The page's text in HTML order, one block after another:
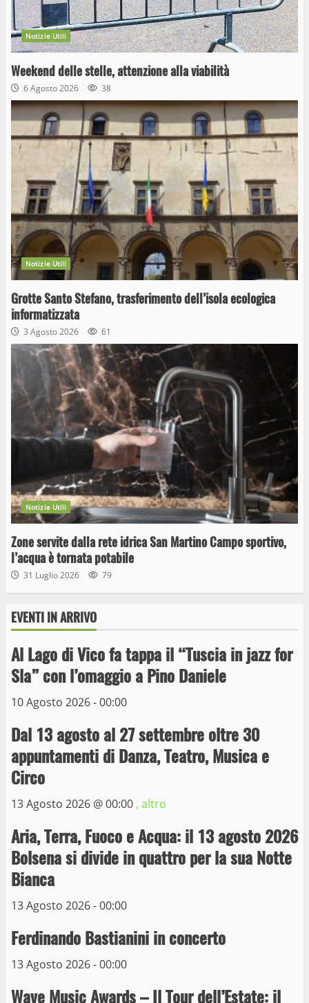
Notizie Utili
Weekend delle stelle, attenzione alla viabilità
6 Agosto 2026 38
Notizie Utili
Grotte Santo Stefano, trasferimento dell’isola ecologica
informatizzata
3 Agosto 2026 61
Notizie Utili
Zone servite dalla rete idrica San Martino Campo sportivo,
l’acqua è tornata potabile
31 Luglio 2026 79
EVENTI IN ARRIVO
Al Lago di Vico fa tappa il “Tuscia in jazz for
Sla” con l’omaggio a Pino Daniele
10 Agosto 2026 - 00:00
Dal 13 agosto al 27 settembre oltre 30
appuntamenti di Danza, Teatro, Musica e
Circo
13 Agosto 2026 @00:00 , altro
Aria, Terra, Fuoco e Acqua: il 13 agosto 2026
Bolsena si divide in quattro per la sua Notte
Bianca
13 Agosto 2026 - 00:00
Ferdinando Bastianini in concerto
13 Agosto 2026 - 00:00
Wave Music Awards – Il Tour dell’Estate: il
3
Wiplanet Baseball supera il Napoli
9 Maggio 2023
La Polizia di Stato arresta il ladro seriale
delle auto in sosta a Viterbo
Prorogata la mostra dei bozzetti di
Michelangelo Buonarroti ospitata al
Museo dei Portici
6
capolinea al terminal Riello dal 15 al 17
giugno
15 Giugno 2023